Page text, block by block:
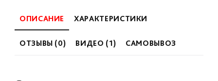
ОПИСАНИЕ ХАРАКТЕРИСТИКИ
ОТЗЫВЫ (0) ВИДЕО (1) САМОВЫВОЗ